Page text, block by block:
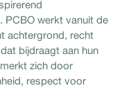
PCBO werkt vanuit de
achtergrond, recht
bijdraagt aan hun
zich door
respect voor